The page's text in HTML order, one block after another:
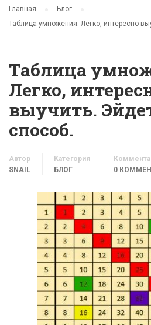
Главная
Блог
Таблица умножения. Легко, интересно
Таблица
Легко,
выучить.
способ.
Автор
SNAIL
Категория
БЛОГ
0